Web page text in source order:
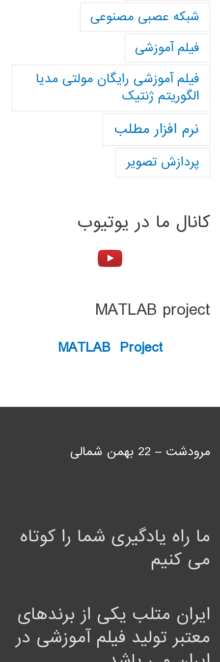
شبکه عصبی مصنوعی
فیلم آموزشی
فیلم آموزشی رایگان مولتی مدیا
الگوریتم ژنتیک
نرم افزار مطلب
پردازش تصویر
کانال ما در یوتیوب
MATLAB project
MATLAB Project
مرودشت – 22 بهمن شمالی
ما راه یادگیری شما را کوتاه
می کنیم
ایران متلب یکی از برندهای
معتبر تولید فیلم آموزشی در